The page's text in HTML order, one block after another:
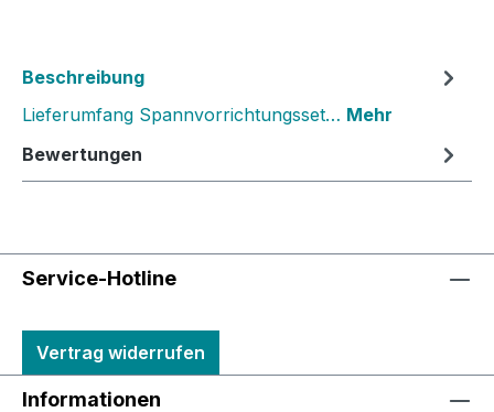
Beschreibung
Lieferumfang Spannvorrichtungsset… Mehr
Bewertungen
Service-Hotline
Vertrag widerrufen
Informationen